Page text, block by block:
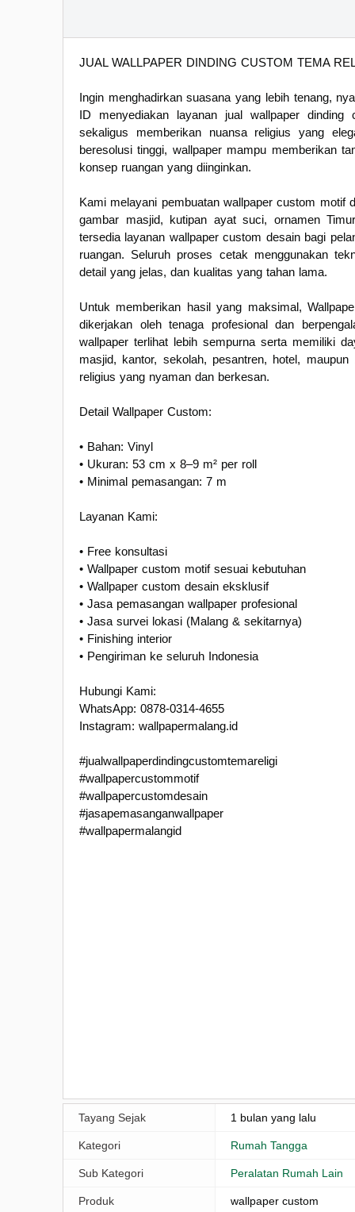
JUAL WALLPAPER DINDING CUSTOM TEMA
Ingin menghadirkan suasana yang lebih tenang,
ID menyediakan layanan jual wallpaper
sekaligus memberikan nuansa religius yang
beresolusi tinggi, wallpaper mampu memberikan
konsep ruangan yang diinginkan.
Kami melayani pembuatan wallpaper custom motif
gambar masjid, kutipan ayat suci, ornamen
tersedia layanan wallpaper custom desain bagi
ruangan. Seluruh proses cetak menggunakan
detail yang jelas, dan kualitas yang tahan lama.
Untuk memberikan hasil yang maksimal,
dikerjakan oleh tenaga profesional dan
wallpaper terlihat lebih sempurna serta memiliki
masjid, kantor, sekolah, pesantren, hotel,
religius yang nyaman dan berkesan.
Detail Wallpaper Custom:
• Bahan: Vinyl
• Ukuran: 53 cm x 8–9 m² per roll
• Minimal pemasangan: 7 m
Layanan Kami:
• Free konsultasi
• Wallpaper custom motif sesuai kebutuhan
• Wallpaper custom desain eksklusif
• Jasa pemasangan wallpaper profesional
• Jasa survei lokasi (Malang & sekitarnya)
• Finishing interior
• Pengiriman ke seluruh Indonesia
Hubungi Kami:
WhatsApp: 0878-0314-4655
Instagram: wallpapermalang.id
#jualwallpaperdindingcustomtemareligi
#wallpapercustommotif
#wallpapercustomdesain
#jasapemasanganwallpaper
#wallpapermalangid
Tayang Sejak 1 bulan yang lalu
Kategori Rumah Tangga
Sub Kategori Peralatan Rumah Lain
Produk wallpaper custom